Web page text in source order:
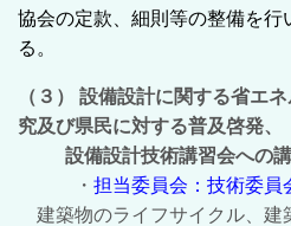
協会の定款、細則等の整備を
る。
（３） 設備設計に関する省エ
究及び県民に対する普及啓発、
設備設計技術講習会への講
・ 担当委員会：技術委員
建築物のライフサイクル、建